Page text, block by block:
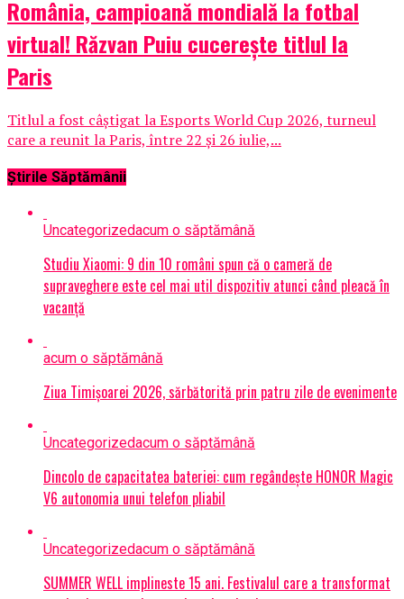
România, campioană mondială la fotbal
virtual! Răzvan Puiu cucerește titlul la
Paris
Titlul a fost câștigat la Esports World Cup 2026, turneul
care a reunit la Paris, între 22 și 26 iulie,...
Știrile Săptămânii
Uncategorizedacum o săptămână
Studiu Xiaomi: 9 din 10 români spun că o cameră de
supraveghere este cel mai util dispozitiv atunci când pleacă în
vacanță
acum o săptămână
Ziua Timișoarei 2026, sărbătorită prin patru zile de evenimente
Uncategorizedacum o săptămână
Dincolo de capacitatea bateriei: cum regândește HONOR Magic
V6 autonomia unui telefon pliabil
Uncategorizedacum o săptămână
SUMMER WELL implineste 15 ani. Festivalul care a transformat